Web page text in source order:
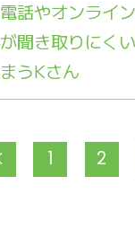
電話やオンライ
が聞き取りにく
まうKさん
1 2